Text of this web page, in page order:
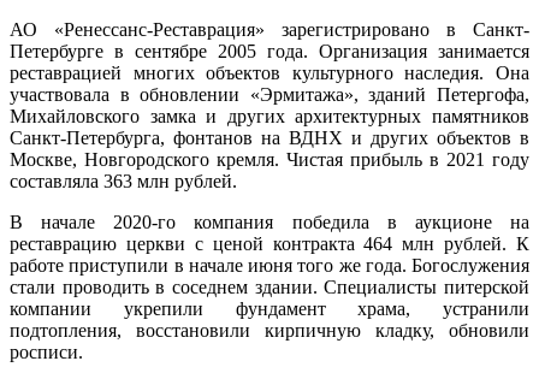
АО «Ренессанс-Реставрация» зарегистрировано в Санкт-
Петербурге в сентябре 2005 года. Организация занимается
реставрацией многих объектов культурного наследия. Она
участвовала в обновлении «Эрмитажа», зданий Петергофа,
Михайловского замка и других архитектурных памятников
Санкт-Петербурга, фонтанов на ВДНХ и других объектов в
Москве, Новгородского кремля. Чистая прибыль в 2021 году
составляла 363 млн рублей.
В начале 2020-го компания победила в аукционе на
реставрацию церкви с ценой контракта 464 млн рублей. К
работе приступили в начале июня того же года. Богослужения
стали проводить в соседнем здании. Специалисты питерской
компании укрепили фундамент храма, устранили
подтопления, восстановили кирпичную кладку, обновили
росписи.